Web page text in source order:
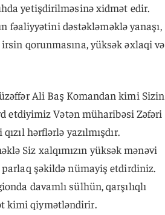
yetişdirilməsinə xidmət edir.
fəaliyyətini dəstəkləməklə yanaşı,
qorunmasına, yüksək əxlaqi və
Ali Baş Komandan kimi Sizin
etdiyimiz Vətən müharibəsi Zəfəri
hərflərlə yazılmışdır.
Siz xalqımızın yüksək mənəvi
şəkildə nümayiş etdirdiniz.
davamlı sülhün, qarşılıqlı
kimi qiymətləndirir.